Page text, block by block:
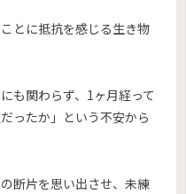
とに抵抗を感じる生き物
も関わらず、1ヶ月経って
ったか」という不安から
断片を思い出させ、未練